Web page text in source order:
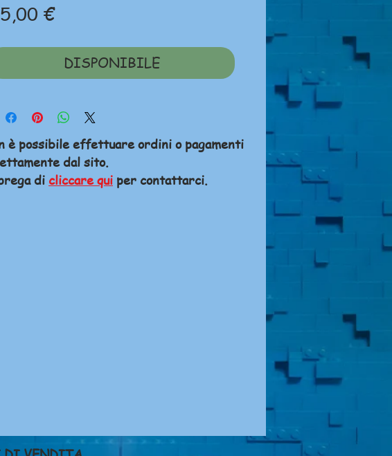
€Prezzo
DISPONIBILE
è possibile effettuare ordini o pagamenti
dal sito.
di cliccare qui per contattarci.